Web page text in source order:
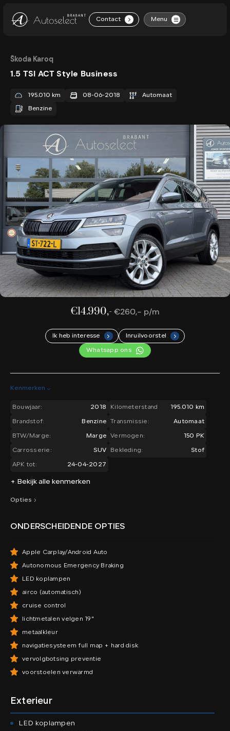
Contact . Menu
Diensten
Over ons
Contact
Vacatures
Verkocht
Škoda Karoq
1.5 TSI ACT Style Business
195.010 km 08-06-2018 Automaat
Benzine
€14.990,- €260,- p/m
Ik heb interesse . Inruilvoorstel .
Whatsapp ons
Kenmerken
Bouwjaar: 2018 Kilometerstand 195.010 km
Brandstof: Benzine Transmissie: Automaat
BTW/Marge: Marge Vermogen: 150 PK
Carrosserie: SUV Bekleding: Stof
APK tot: 24-04-2027
+ Bekijk alle kenmerken
Opties
ONDERSCHEIDENDE OPTIES
Apple Carplay/Android Auto
Autonomous Emergency Braking
LED koplampen
airco (automatisch)
cruise control
lichtmetalen velgen 19"
metaalkleur
navigatiesysteem full map + hard disk
vervolgbotsing preventie
voorstoelen verwarmd
Exterieur
LED koplampen